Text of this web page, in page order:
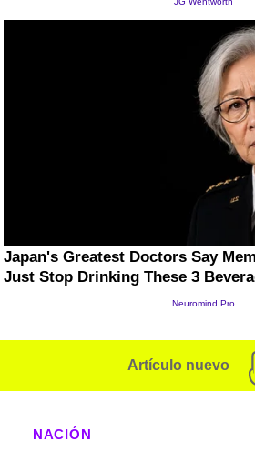
Artículo nuevo
NACIÓN